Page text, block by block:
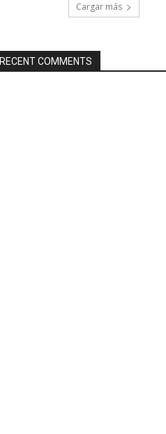
Cargar más
RECENT COMMENTS